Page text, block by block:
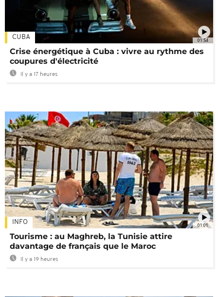
01:54
CUBA
Crise énergétique à Cuba : vivre au rythme des
coupures d'électricité
Il y a 17 heures
01:01
INFO
Tourisme : au Maghreb, la Tunisie attire
davantage de français que le Maroc
Il y a 19 heures